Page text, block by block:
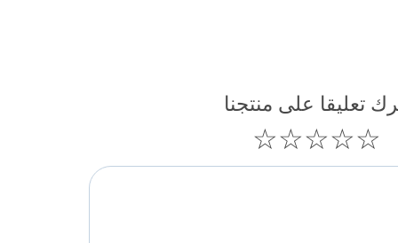
تعليقا على منتجنا
☆
☆
☆
☆
☆